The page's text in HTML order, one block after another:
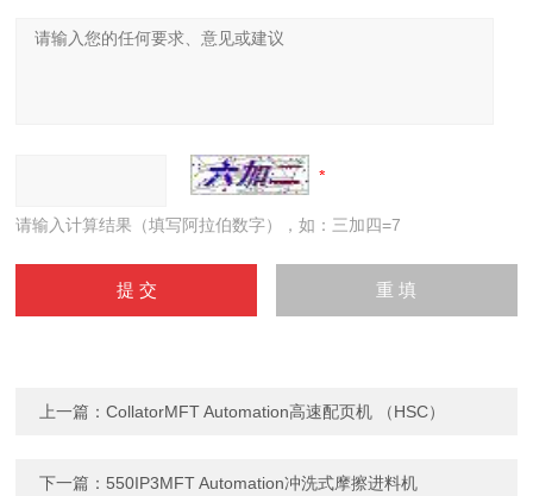
请输入计算结果（填写阿拉伯数字），如：三加四=7
上一篇：CollatorMFT Automation高速配页机 （HSC）
下一篇： 550IP3MFT Automation冲洗式摩擦进料机